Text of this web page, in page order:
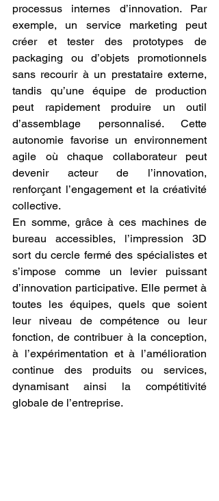
processus internes d’innovation. Par
exemple, un service marketing peut
créer et tester des prototypes de
packaging ou d’objets promotionnels
sans recourir à un prestataire externe,
tandis qu’une équipe de production
peut rapidement produire un outil
d’assemblage personnalisé. Cette
autonomie favorise un environnement
agile où chaque collaborateur peut
devenir acteur de l’innovation,
renforçant l’engagement et la créativité
collective.
En somme, grâce à ces machines de
bureau accessibles, l’impression 3D
sort du cercle fermé des spécialistes et
s’impose comme un levier puissant
d’innovation participative. Elle permet à
toutes les équipes, quels que soient
leur niveau de compétence ou leur
fonction, de contribuer à la conception,
à l’expérimentation et à l’amélioration
continue des produits ou services,
dynamisant ainsi la compétitivité
globale de l’entreprise.